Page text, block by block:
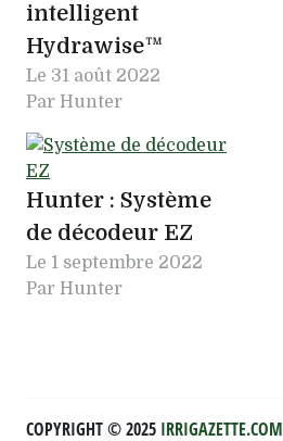
intelligent
Hydrawise™
Le 31 août 2022
Par Hunter
Hunter : Système
de décodeur EZ
Le 1 septembre 2022
Par Hunter
COPYRIGHT ©️ 2025 IRRIGAZETTE.COM